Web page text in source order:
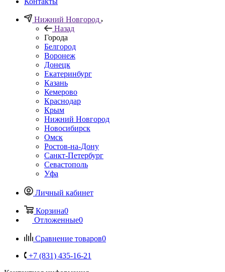
Нижний Новгород
Назад
Города
Белгород
Воронеж
Донецк
Екатеринбург
Казань
Кемерово
Краснодар
Крым
Нижний Новгород
Новосибирск
Омск
Ростов-на-Дону
Санкт-Петербург
Севастополь
Уфа
Личный кабинет
Корзина0
Отложенные0
Сравнение товаров0
+7 (831) 435-16-21